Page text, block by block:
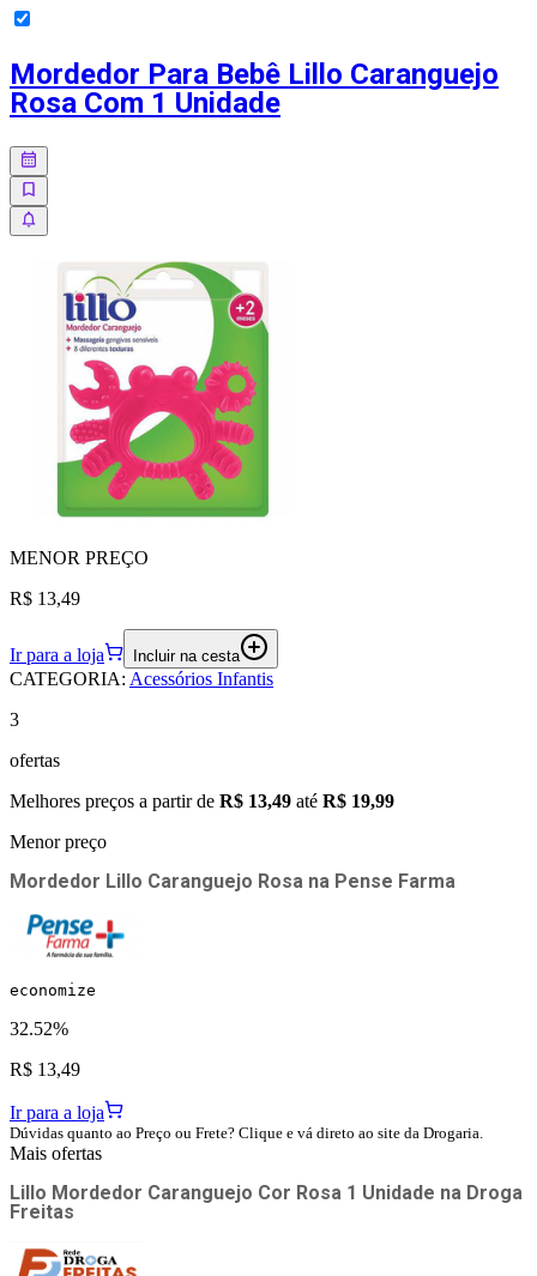
Mordedor Para Bebê Lillo Caranguejo
Rosa Com 1 Unidade
MENOR PREÇO
R$ 13,49
Ir para a loja Incluir na cesta
CATEGORIA: Acessórios Infantis
3
ofertas
Melhores preços a partir de R$ 13,49 até R$ 19,99
Menor preço
Mordedor Lillo Caranguejo Rosa na Pense Farma
economize
32.52%
R$ 13,49
Ir para a loja
Dúvidas quanto ao Preço ou Frete? Clique e vá direto ao site da Drogaria.
Mais ofertas
Lillo Mordedor Caranguejo Cor Rosa 1 Unidade na Droga
Freitas